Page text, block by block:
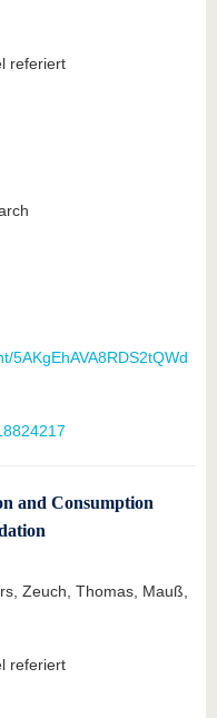
referiert
5AKgEhAVA8RDS2tQWd
and Consumption
Zeuch, Thomas, Mauß,
referiert